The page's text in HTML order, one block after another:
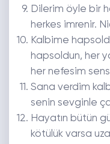
Dilerim öyle bir
herkes imrenir.
Kalbime
hapsoldun, her
her nefesim
Sana verdim
senin sevginle
Hayatın bütün
kötülük varsa